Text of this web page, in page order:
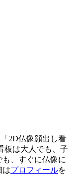
2D仏像顔出し看
板は大人でも、子
、すぐに仏像に
はプロフィールを